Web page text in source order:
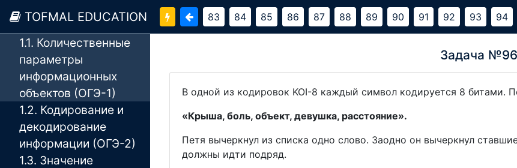
TOFMAL EDUCATION 83 84 85 86 87 88 89 90 91 92 93 94
1. Теоретическая часть
1.1. Количественные
параметры
информационных
объектов (ОГЭ-1)
1.2. Кодирование и
декодирование
информации (ОГЭ-2)
1.3. Значение
Задача №96
В одной из кодировок KOI-8 каждый символ кодируется 8 битами.
«Крыша, боль, объект, девушка, расстояние».
Петя вычеркнул из списка одно слово. Заодно он вычеркнул
должны идти подряд.